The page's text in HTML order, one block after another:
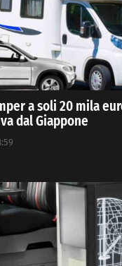
a soli 20 mila
dal Giappone